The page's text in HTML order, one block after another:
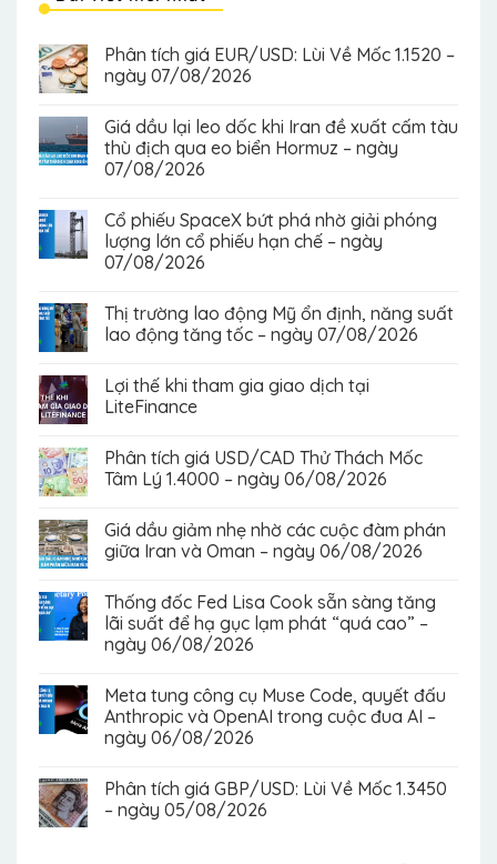
Phân tích giá EUR/USD: Lùi Về Mốc 1.1520 –
ngày 07/08/2026
Giá dầu lại leo dốc khi Iran đề xuất cấm tàu
thù địch qua eo biển Hormuz – ngày
07/08/2026
Cổ phiếu SpaceX bứt phá nhờ giải phóng
lượng lớn cổ phiếu hạn chế – ngày
07/08/2026
Thị trường lao động Mỹ ổn định, năng suất
lao động tăng tốc – ngày 07/08/2026
Lợi thế khi tham gia giao dịch tại
LiteFinance
Phân tích giá USD/CAD Thử Thách Mốc
Tâm Lý 1.4000 – ngày 06/08/2026
Giá dầu giảm nhẹ nhờ các cuộc đàm phán
giữa Iran và Oman – ngày 06/08/2026
Thống đốc Fed Lisa Cook sẵn sàng tăng
lãi suất để hạ gục lạm phát “quá cao” –
ngày 06/08/2026
Meta tung công cụ Muse Code, quyết đấu
Anthropic và OpenAI trong cuộc đua AI –
ngày 06/08/2026
Phân tích giá GBP/USD: Lùi Về Mốc 1.3450
– ngày 05/08/2026